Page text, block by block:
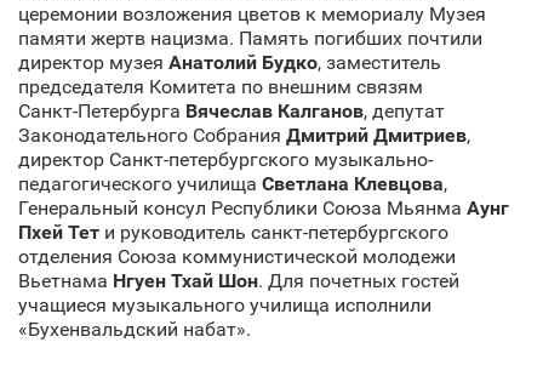
церемонии возложения цветов к мемориалу Музея
памяти жертв нацизма. Память погибших почтили
директор музея Анатолий Будко, заместитель
председателя Комитета по внешним связям
Санкт‑Петербурга Вячеслав Калганов, депутат
Законодательного Собрания Дмитрий Дмитриев,
директор Санкт‑петербургского музыкально-
педагогического училища Светлана Клевцова,
Генеральный консул Республики Союза Мьянма Аунг
Пхей Тет и руководитель санкт‑петербургского
отделения Союза коммунистической молодежи
Вьетнама Нгуен Тхай Шон. Для почетных гостей
учащиеся музыкального училища исполнили
«Бухенвальдский набат».